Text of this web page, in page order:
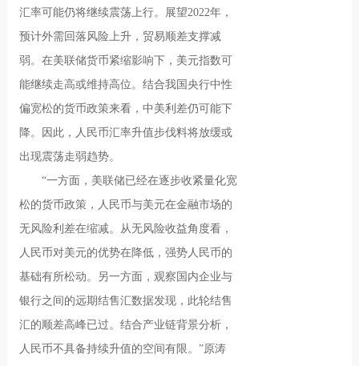
汇率可能仍将继续震荡上行。展望2022年，
预计外需回落风险上升，贸易顺差支撑减
弱。在美联储货币紧缩影响下，美元指数可
能继续走高或维持高位。结合我国央行中性
偏宽松的货币政策来看，中美利差仍可能下
降。因此，人民币汇率升值步伐料将放缓或
出现震荡走弱趋势。
“一方面，美联储已经在逐步收紧量化宽
松的货币政策，人民币与美元在金融市场的
无风险利差在缩减。从无风险收益角度看，
人民币对美元的优势在降低，强势人民币的
基础有所松动。另一方面，观察国内企业与
银行之间的远期结售汇数据发现，此轮结售
汇的顺差高峰已过。结合产业链背景分析，
人民币不具备持续升值的空间有限。”原涛